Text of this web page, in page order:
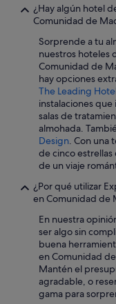
Hoteles con spa en
Pensiones en Alcalá de
Madrid hoteles
Hoteles con piscina
Aldea del Fresno
Hoteles de esquí en
Coslada hoteles
Alcobendas hoteles
Hoteles baratos en
Hoteles de 5 estrellas
Apartoteles en Madrid
Hoteles con piscina
Hoteles de 4 estrellas
Hoteles que aceptan
Hoteles boutique en
¿Hay algún hotel
Comunidad de
Sorprende a tu
nuestros hoteles
Comunidad de
hay opciones
The Leading
instalaciones
salas de
almohada.
Design. Con una
de cinco
de un viaje
¿Por qué utilizar
en Comunidad de
En nuestra
ser algo sin
buena
en Comunidad
Mantén el
agradable, o
gama para